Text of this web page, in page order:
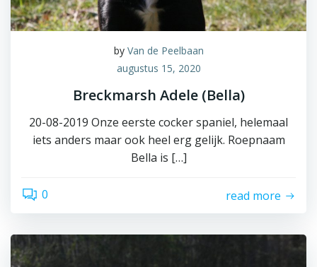
by Van de Peelbaan
augustus 15, 2020
Breckmarsh Adele (Bella)
20-08-2019 Onze eerste cocker spaniel, helemaal
iets anders maar ook heel erg gelijk. Roepnaam
Bella is […]
0 read more